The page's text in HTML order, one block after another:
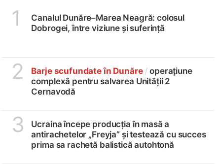
1
Canalul Dunăre–Marea Neagră: colosul
Dobrogei, între viziune și suferință
2 Barje scufundate în Dunăre / operațiune
complexă pentru salvarea Unității 2
Cernavodă
3
Ucraina începe producția în masă a
antirachetelor „Freyja” și testează cu succes
prima sa rachetă balistică autohtonă